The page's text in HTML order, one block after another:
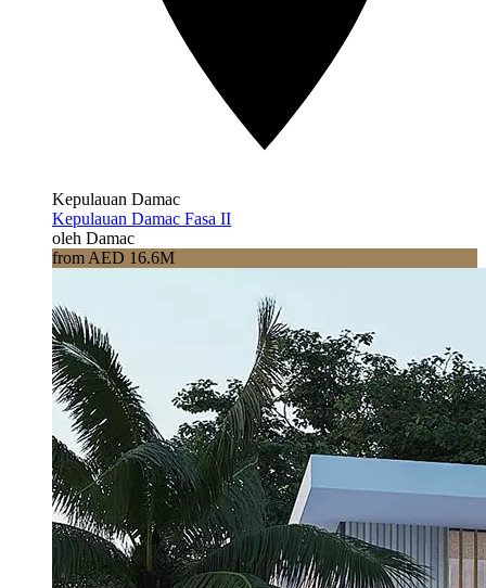
Kepulauan Damac
Kepulauan Damac Fasa II
oleh Damac
from AED 16.6M